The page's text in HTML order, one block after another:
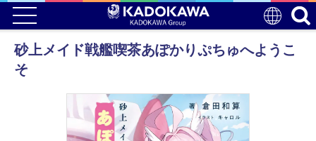
砂上メイド戦艦喫茶あぽかりぷちゅへようこ
そ